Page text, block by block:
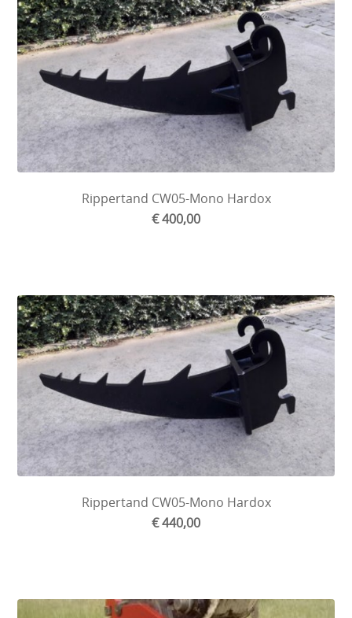
Rippertand CW05-Mono Hardox
€ 400,00
Rippertand CW05-Mono Hardox
€ 440,00